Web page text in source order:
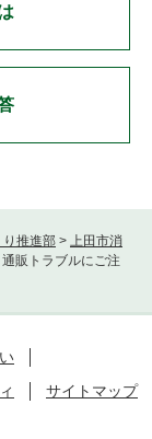
り推進部 > 上田市消
販トラブルにご注
サイトマップ